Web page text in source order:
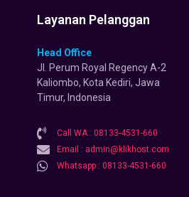
Layanan Pelanggan
Head Office
Jl. Perum Royal Regency A-2
Kaliombo, Kota Kediri, Jawa
Timur, Indonesia
Call WA : 08133-4531-660
Email : admin@klikhost.com
Whatsapp : 08133-4531-660